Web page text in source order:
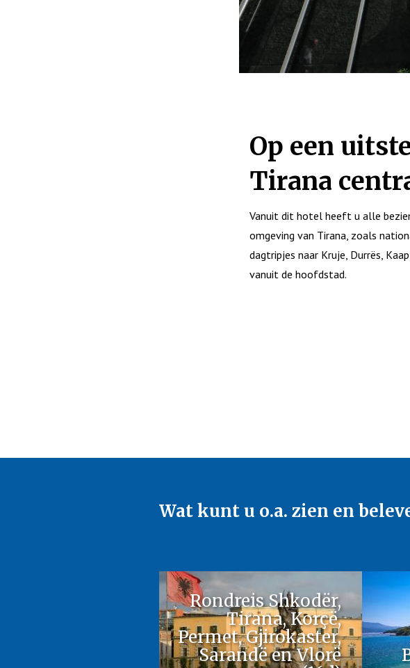
Op een
Tirana
Vanuit dit hotel heeft u alle
omgeving van Tirana, zoals
dagtripjes naar Kruje, Durrës,
vanuit de hoofdstad.
Wat kunt u o.a. zien en
Rondreis Shkodër,
Tirana, Korçë,
Permet, Gjirokaster,
Sarandë en Vlorë